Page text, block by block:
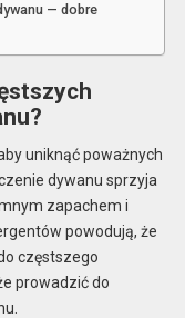
— dobre
uniknąć poważnych
dywanu sprzyja
zapachem i
powodują, że
częstszego
prowadzić do